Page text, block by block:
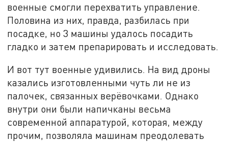
военные смогли перехватить управление.
Половина из них, правда, разбилась при
посадке, но 3 машины удалось посадить
гладко и затем препарировать и исследовать.
И вот тут военные удивились. На вид дроны
казались изготовленными чуть ли не из
палочек, связанных верёвочками. Однако
внутри они были напичканы весьма
современной аппаратурой, которая, между
прочим, позволяла машинам преодолевать